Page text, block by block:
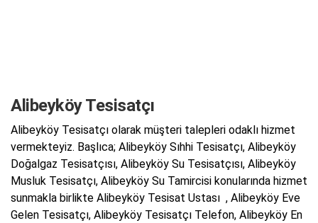
Alibeyköy Tesisatçı
Alibeyköy Tesisatçı olarak müşteri talepleri odaklı hizmet
vermekteyiz. Başlıca; Alibeyköy Sıhhi Tesisatçı, Alibeyköy
Doğalgaz Tesisatçısı, Alibeyköy Su Tesisatçısı, Alibeyköy
Musluk Tesisatçı, Alibeyköy Su Tamircisi konularında hizmet
sunmakla birlikte Alibeyköy Tesisat Ustası , Alibeyköy Eve
Gelen Tesisatçı, Alibeyköy Tesisatçı Telefon, Alibeyköy En